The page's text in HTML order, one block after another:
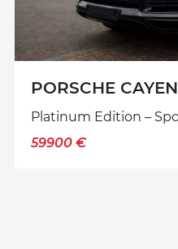
PORSCHE
Platinum Edition –
59900 €